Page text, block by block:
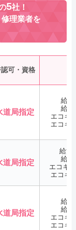
5社！
理業者を
可・資格
道局指定
給
給
エコキ
エコキ
道局指定
給湯
給
エコキ
エコキ
道局指定
給
給
エコキ
エコキ